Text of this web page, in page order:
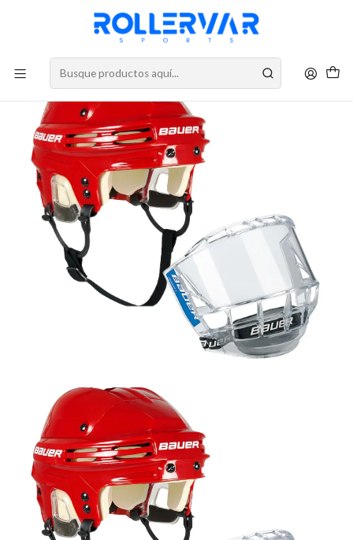
DESPACHOS A TODO CHILE